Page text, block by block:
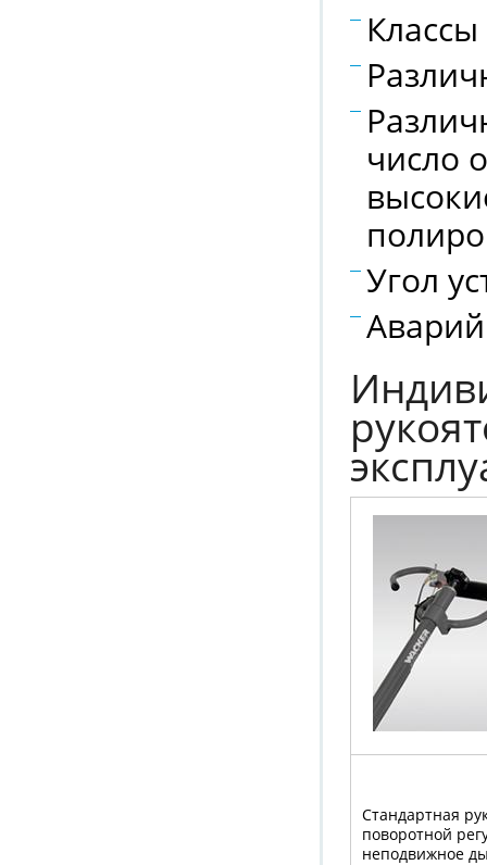
число
Угол
Стандартная
поворотной
неподвижное